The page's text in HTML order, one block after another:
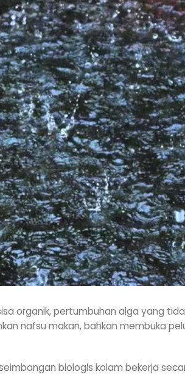
organik, pertumbuhan alga yang
nafsu makan, bahkan membuka
biologis kolam bekerja